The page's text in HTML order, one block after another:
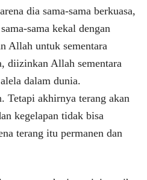
dia sama-sama berkuasa,
sama kekal dengan
Allah untuk sementara
diizinkan Allah sementara
dalam dunia.
Tetapi akhirnya terang akan
kegelapan tidak bisa
terang itu permanen dan